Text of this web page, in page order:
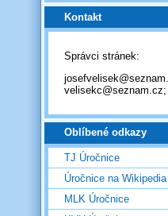
Kontakt
Správci stránek:
velisekc@seznam.cz;
Oblíbené odkazy
TJ Úročnice
Úročnice na Wikipedia
MLK Úročnice